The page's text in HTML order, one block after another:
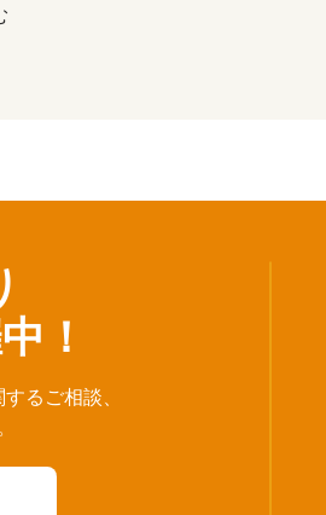
！
るご相談、